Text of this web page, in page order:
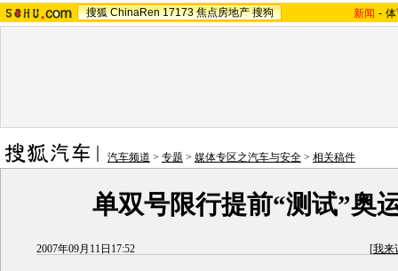
搜狐 ChinaRen 17173 焦点房地产 搜狗 新闻 -
汽车频道 > 专题 > 媒体专区之汽车与安全 > 相关稿件
单双号限行提前“测试”奥
2007年09月11日17:52 [我来